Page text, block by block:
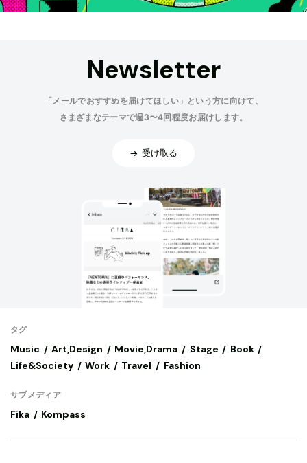
Newsletter
「メールでおすすめを届けてほしい」という方に向けて、
さまざまなテーマで週3〜4回程度お届けします。
受け取る
タグ
Music Art,Design Movie,Drama Stage
Book
Life&Society
Work Travel Fashion
サブメディア
Fika Kompass